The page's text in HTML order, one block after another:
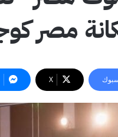
مصر
‫X